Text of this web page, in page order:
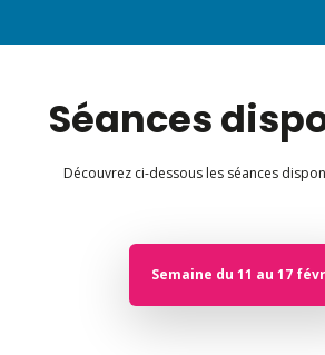
Séances
Découvrez ci-dessous les séances
Semaine du 11 au 17